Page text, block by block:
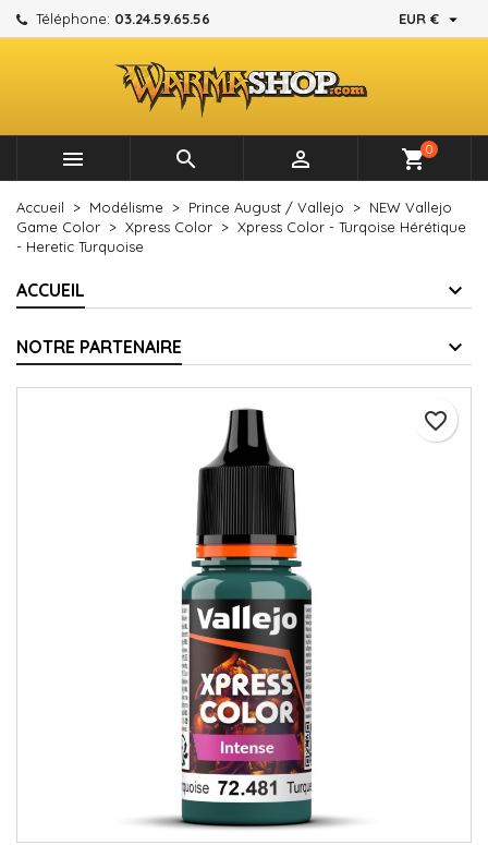
Téléphone: 03.24.59.65.56 EUR € 
   shopping_cart0
Accueil Modélisme Prince August / Vallejo
NEW Vallejo
Game Color
Xpress Color
Xpress Color - Turqoise Hérétique
- Heretic Turquoise
ACCUEIL
NOTRE PARTENAIRE
favorite_border
Mes listes d'envies ×
Créer une nouvelle liste
Créer une liste d'envies ×
Nom de la liste d'envies
Annuler Créer une liste d'envies
Connexion ×
Vous devez être connecté pour ajouter des produits à
votre liste d'envies.